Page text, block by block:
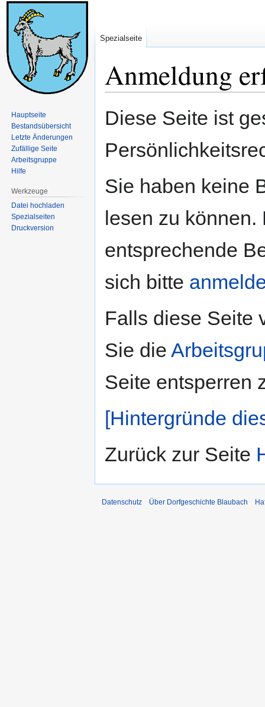
Anmeldung
Navigation
Suche
Diese Seite ist
Sie haben keine
lesen zu
entsprechende
sich bitte
Falls diese Seite
Sie die
Seite entsperren
[Hintergründe
Zurück zur Seite
Spezialseite
Hauptseite
Bestandsübersicht
Letzte Änderungen
Zufällige Seite
Arbeitsgruppe
Hilfe
Werkzeuge
Datei hochladen
Spezialseiten
Druckversion
Datenschutz Über Dorfgeschichte Blaubach